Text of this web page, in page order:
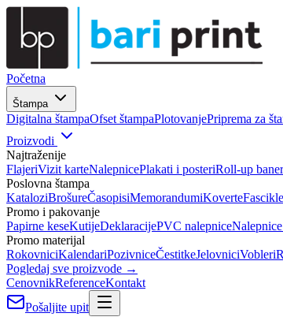
Početna
Štampa
Digitalna štampaOfset štampaPlotovanjePriprema za
Proizvodi
Najtraženije
FlajeriVizit karteNalepnicePlakati i posteriRoll-up
Poslovna štampa
KataloziBrošureČasopisiMemorandumiKoverteFascikle
Promo i pakovanje
Papirne keseKutijeDeklaracijePVC nalepnice
Promo materijal
RokovniciKalendariPozivniceČestitkeJelovniciVobleri
Pogledaj sve proizvode →
CenovnikReferenceKontakt
Pošaljite upit